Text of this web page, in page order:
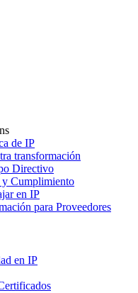
de IP
transformación
Directivo
y Cumplimiento
en IP
para Proveedores
en IP